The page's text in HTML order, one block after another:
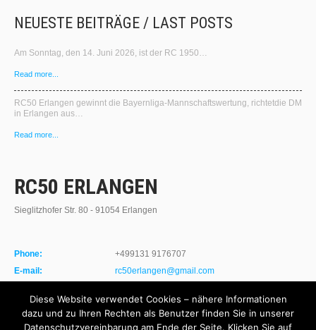
NEUESTE BEITRÄGE / LAST POSTS
Am Sonntag, den 14. Juni 2026, ist der RC 1950…
Read more...
RC50 Erlangen gewinnt die Bayernliga‑Mannschaftswertung, richtetdie DM
in Erlangen aus…
Read more...
RC50 ERLANGEN
Sieglitzhofer Str. 80 - 91054 Erlangen
Phone:
+499131 9176707
E-mail:
rc50erlangen@gmail.com
Diese Website verwendet Cookies – nähere Informationen
dazu und zu Ihren Rechten als Benutzer finden Sie in unserer
Datenschutzvereinbarung am Ende der Seite. Klicken Sie auf